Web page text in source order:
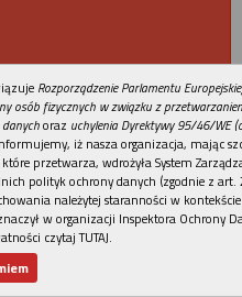
REKLAMA
Rozporządzenie Parlamentu
osób fizycznych w związku z
oraz uchylenia Dyrektywy 95/46/WE
iż nasza organizacja, mając
przetwarza, wdrożyła System
polityk ochrony danych (zgodnie z art.
należytej staranności w
w organizacji Inspektora Ochrony
czytaj TUTAJ.